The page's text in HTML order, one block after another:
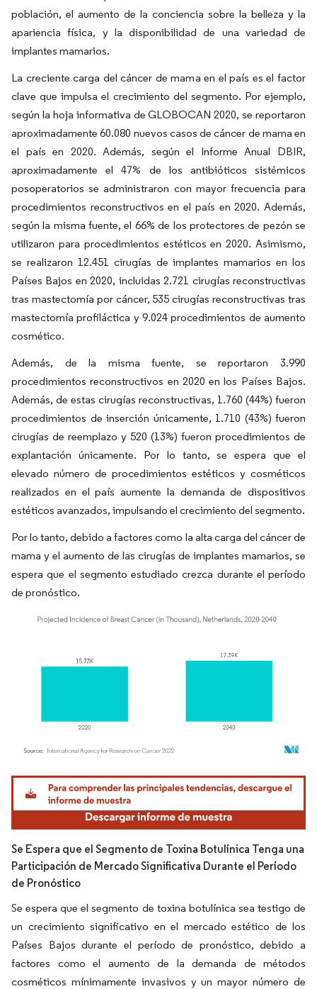
población, el aumento de la conciencia sobre la belleza y la
apariencia física, y la disponibilidad de una variedad de
implantes mamarios.
La creciente carga del cáncer de mama en el país es el factor
clave que impulsa el crecimiento del segmento. Por ejemplo,
según la hoja informativa de GLOBOCAN 2020, se reportaron
aproximadamente 60.080 nuevos casos de cáncer de mama en
el país en 2020. Además, según el Informe Anual DBIR,
aproximadamente el 47% de los antibióticos sistémicos
posoperatorios se administraron con mayor frecuencia para
procedimientos reconstructivos en el país en 2020. Además,
según la misma fuente, el 66% de los protectores de pezón se
utilizaron para procedimientos estéticos en 2020. Asimismo,
se realizaron 12.451 cirugías de implantes mamarios en los
Países Bajos en 2020, incluidas 2.721 cirugías reconstructivas
tras mastectomía por cáncer, 535 cirugías reconstructivas tras
mastectomía profiláctica y 9.024 procedimientos de aumento
cosmético.
Además, de la misma fuente, se reportaron 3.990
procedimientos reconstructivos en 2020 en los Países Bajos.
Además, de estas cirugías reconstructivas, 1.760 (44%) fueron
procedimientos de inserción únicamente, 1.710 (43%) fueron
cirugías de reemplazo y 520 (13%) fueron procedimientos de
explantación únicamente. Por lo tanto, se espera que el
elevado número de procedimientos estéticos y cosméticos
realizados en el país aumente la demanda de dispositivos
estéticos avanzados, impulsando el crecimiento del segmento.
Por lo tanto, debido a factores como la alta carga del cáncer de
mama y el aumento de las cirugías de implantes mamarios, se
espera que el segmento estudiado crezca durante el período
de pronóstico.
Imagen © Mordor Intelligence. El uso requiere atribución según CC BY 4.0.
Se Espera que el Segmento de Toxina Botulínica Tenga una
Participación de Mercado Significativa Durante el Período
de Pronóstico
Se espera que el segmento de toxina botulínica sea testigo de
un crecimiento significativo en el mercado estético de los
Países Bajos durante el período de pronóstico, debido a
factores como el aumento de la demanda de métodos
cosméticos mínimamente invasivos y un mayor número de